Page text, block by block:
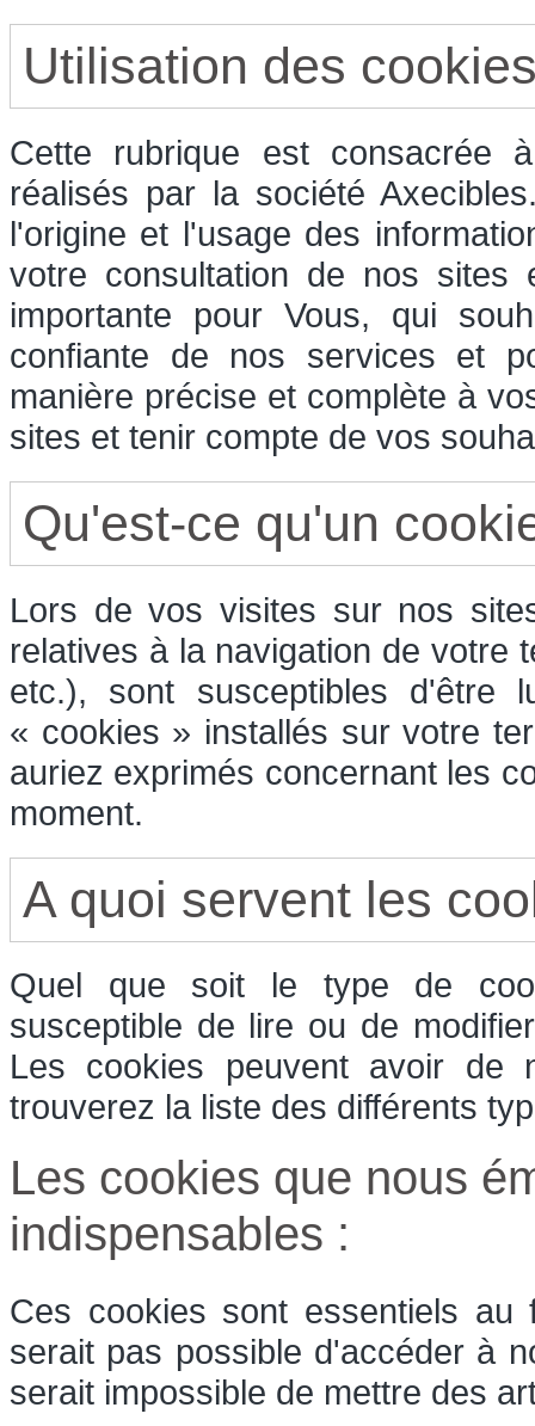
Utilisation des
Cette rubrique est consacrée
réalisés par la société
l'origine et l'usage des
votre consultation de nos
importante pour Vous, qui
confiante de nos services et
manière précise et complète à
sites et tenir compte de vos
Qu'est-ce qu'un
Lors de vos visites sur nos
relatives à la navigation de votre
etc.), sont susceptibles d'être
« cookies » installés sur votre
auriez exprimés concernant les
moment.
A quoi servent les
Quel que soit le type de
susceptible de lire ou de
Les cookies peuvent avoir de
trouverez la liste des différents
Les cookies que nous
indispensables :
Ces cookies sont essentiels
serait pas possible d'accéder à
serait impossible de mettre des